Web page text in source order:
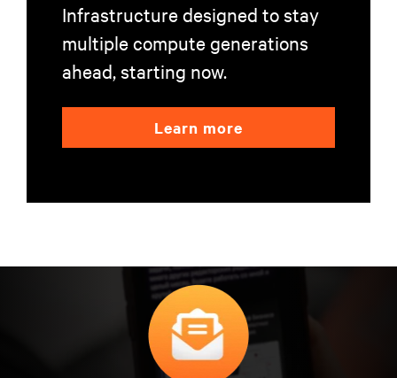
Infrastructure designed to stay
multiple compute generations
ahead, starting now.
Learn more